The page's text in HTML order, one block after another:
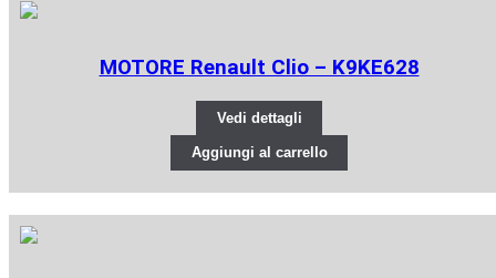
MOTORE Renault Clio – K9KE628
Vedi dettagli
Aggiungi al carrello